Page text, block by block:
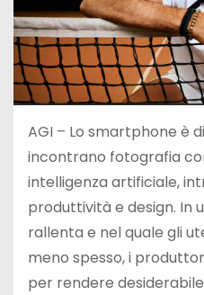
AGI – Lo smartphone è
incontrano fotografia
intelligenza artificiale,
produttività e design. In
rallenta e nel quale gli
meno spesso, i
per rendere